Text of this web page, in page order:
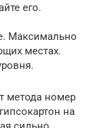
его.
Максимально
местах.
метода номер
на